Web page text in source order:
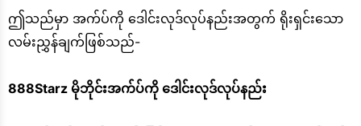
ဤသည်မှာ အက်ပ်ကို ဒေါင်းလုဒ်လုပ်နည်းအတွက် ရိုးရှင်းသော
လမ်းညွှန်ချက်ဖြစ်သည်-
888Starz မိုဘိုင်းအက်ပ်ကို ဒေါင်းလုဒ်လုပ်နည်း